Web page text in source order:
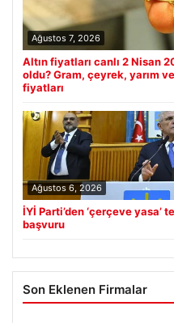
Ağustos 7, 2026
Altın fiyatları canlı 2 Nisan
oldu? Gram, çeyrek, yarım
fiyatları
Ağustos 6, 2026
İYİ Parti’den ‘çerçeve
başvuru
Son Eklenen Firmalar